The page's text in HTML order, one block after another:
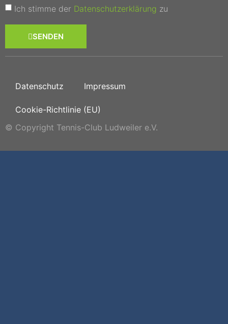
Ich stimme der Datenschutzerklärung zu
SENDEN
Datenschutz Impressum
Cookie-Richtlinie (EU)
© Copyright Tennis-Club Ludweiler e.V.